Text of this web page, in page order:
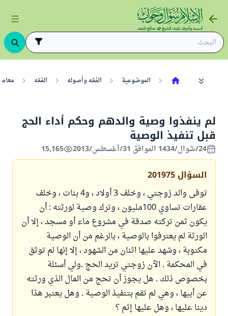
الموضوعية الفقه وأصوله الفقه
لم ينفذوا وصية والدهم وحكم أداء الحج
قبل تنفيذ الوصية
24/شوال/1434 الموافق 31/أغسطس/2013 15,165
السؤال 201975
توفى والد زوجتي ، وخلف 3 أولاد ، و4 بنات ، وخلف
عقارات تساوي 100مليون ، وترك وصية لورثته : أن
يكون ثمن تركته صدقة في مشروع ماء أو مسجد ، إلا أن
الورثة لم يعترفوا بالوصية ، بالرغم من أن الوصية
مكتوبة ، وشهد عليها اثنان من الشهود ، إلا إنها لم توثق
في المحكمة . الآن زوجتي تريد الحج .ولي أسئلة
بخصوص ذلك . هل يجوز أن تحج من المال الذي ورثته
عن أبيها ، وهي لم تقم بتنفيذ الوصية . وهل يعتبر هذا
دينا عليها ، وهل عليها إثم ؟